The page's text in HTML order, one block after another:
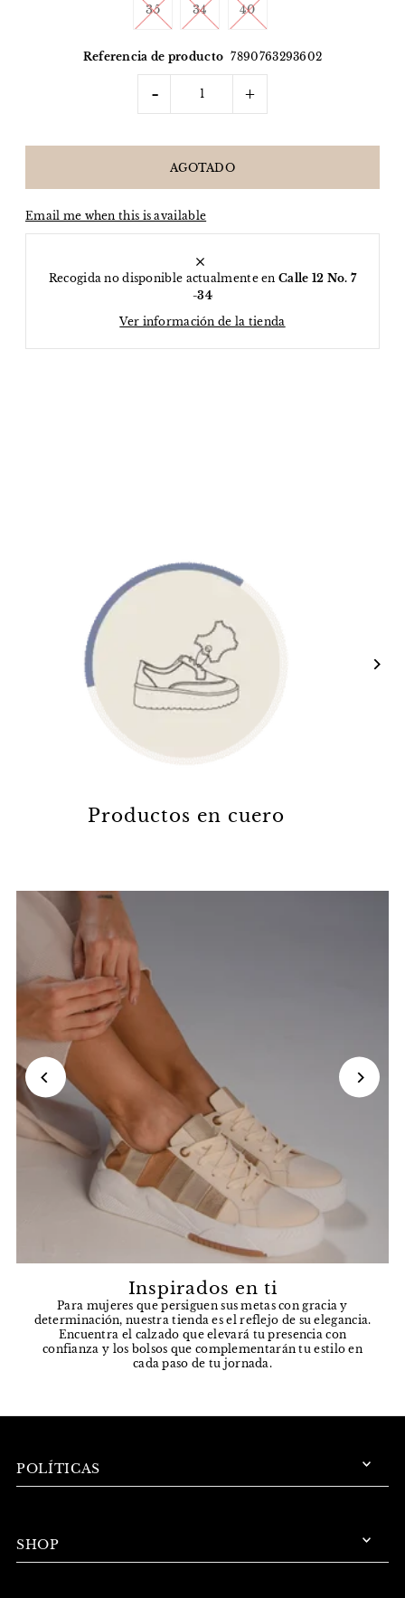
35 34 40
Referencia de producto 7890763293602
- +
Email me when this is available
Recogida no disponible actualmente enCalle 12 No. 7
-34
Ver información de la tienda
Productos en cuero
Inspirados en ti
Para mujeres que persiguen sus metas con gracia y
determinación, nuestra tienda es el reflejo de su elegancia.
Encuentra el calzado que elevará tu presencia con
confianza y los bolsos que complementarán tu estilo en
cada paso de tu jornada.
POLÍTICAS
SHOP